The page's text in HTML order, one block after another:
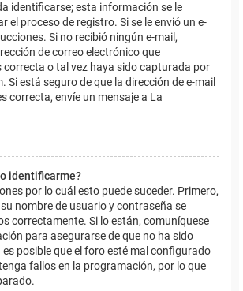
identificarse; esta información se le
el proceso de registro. Si se le envió un e-
Si no recibió ningún e-mail,
de correo electrónico que
correcta o tal vez haya sido capturada por
Si está seguro de que la dirección de e-mail
correcta, envíe un mensaje a La
identificarme?
por lo cuál esto puede suceder. Primero,
nombre de usuario y contraseña se
correctamente. Si lo están, comuníquese
para asegurarse de que no ha sido
es posible que el foro esté mal configurado
fallos en la programación, por lo que